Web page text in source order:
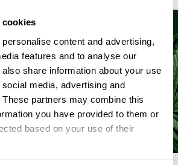
cookies
content and advertising,
features and to analyse our
share information about your use
media, advertising and
partners may combine this
you have provided to them or
based on your use of their